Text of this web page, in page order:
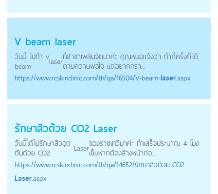
V beam laser
วันนี้ ไปทำ v
beam
laserที่สาขาเพลินจิตมาค่ะ คุณหมอแจ้งว่า ทำกี่ครั้งก็ได้
ตามความพอใจ แต่อยากทรา...
https://www.rcskinclinic.com/th/qa/16504/V-beam-laser.aspx
รักษาสิวด้วย CO2 Laser
วันนี้ได้ไปรักษาสิวอุด
ตันด้วย CO2
Laserของราชเทวีมาค่ะ ทำเสร็จประมาณ 4 โมง
เย็นหากต้องล้างหน้าก่อ...
https://www.rcskinclinic.com/th/qa/14652/รักษาสิวด้วย-CO2-
Laser.aspx